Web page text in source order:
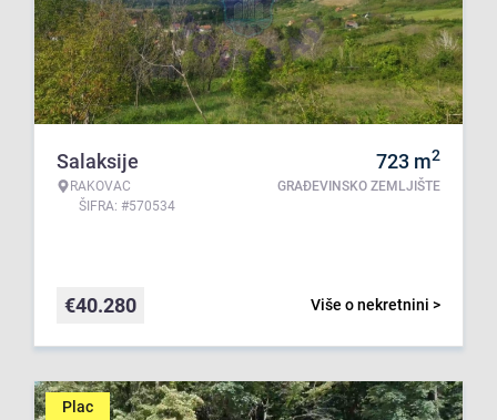
Salaksije
RAKOVAC
ŠIFRA: #570534
723 m2
GRAĐEVINSKO ZEMLJIŠTE
Više o nekretnini >
€40.280
Plac